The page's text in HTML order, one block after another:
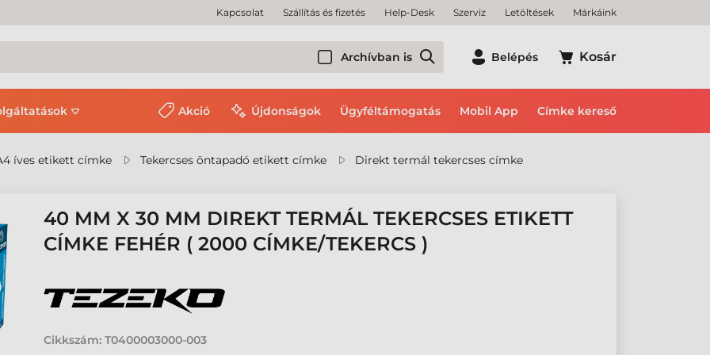
Kapcsolat Szállítás és fizetés Help-Desk Szerviz Letöltések Márkáink
Archívban is Belépés Kosár
Akció Újdonságok Ügyféltámogatás Mobil App Címke kereső
íves etikett címke Tekercses öntapadó etikett címke Direkt termál tekercses címke
40 MM X 30 MM DIREKT TERMÁL TEKERCSES ETIKETT
CÍMKE FEHÉR ( 2000 CÍMKE/TEKERCS )
Cikkszám: T0400003000-003